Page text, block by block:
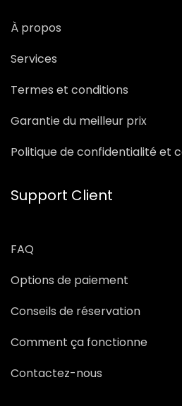
À propos
Services
Termes et conditions
Garantie du meilleur prix
Politique de confidentialité et
Support Client
FAQ
Options de paiement
Conseils de réservation
Comment ça fonctionne
Contactez-nous